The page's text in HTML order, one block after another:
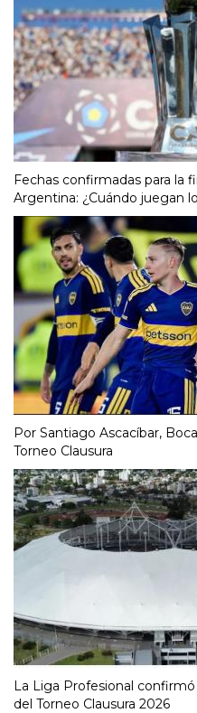
Fechas confirmadas para la
Argentina: ¿Cuándo juegan
Por Santiago Ascacíbar,
Torneo Clausura
La Liga Profesional
del Torneo Clausura 2026